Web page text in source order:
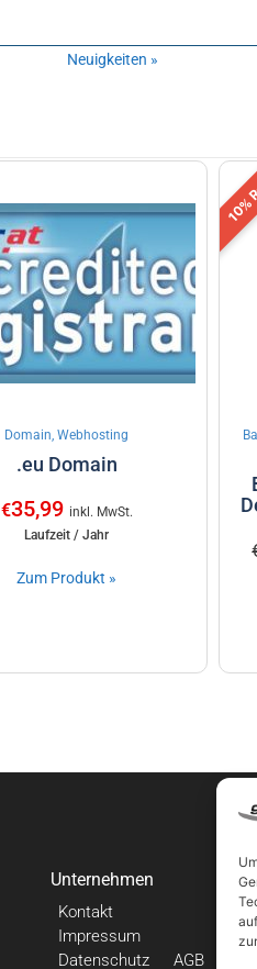
Neuigkeiten »
Domain, Webhosting
.eu Domain
€35,99 inkl. MwSt.
Laufzeit / Jahr
Zum Produkt »
Unternehmen
Kontakt
Impressum
Datenschutz
AGB